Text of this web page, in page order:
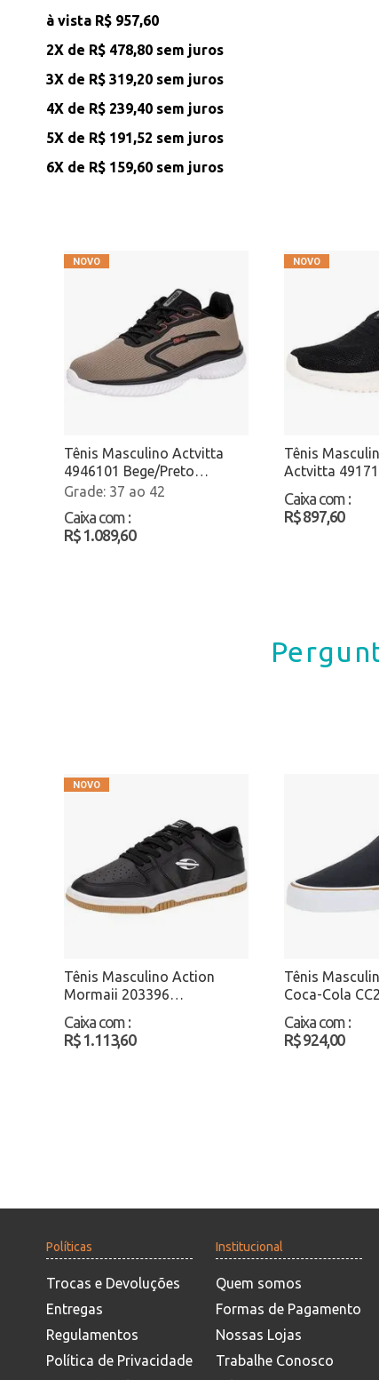
à vista R$ 957,60
2X de R$ 478,80 sem juros
3X de R$ 319,20 sem juros
4X de R$ 239,40 sem juros
5X de R$ 191,52 sem juros
6X de R$ 159,60 sem juros
Tênis Masculino Actvitta
4946101 Bege/Preto
Atacado37 ao 42
Caixa com :
R$ 1.089,60
Tênis
Actvitta
Preto/Bege
Caixa com :
R$ 897,60
Tênis Masculino Action
Mormaii 203396
Preto/Branco Atacado
Caixa com :
R$ 1.113,60
Tênis
Coca-Cola
Preto/Branco
Caixa com :
R$ 924,00
Políticas
Trocas e Devoluções
Entregas
Regulamentos
Política de Privacidade
Institucional
Quem somos
Formas de Pagamento
Nossas Lojas
Trabalhe Conosco